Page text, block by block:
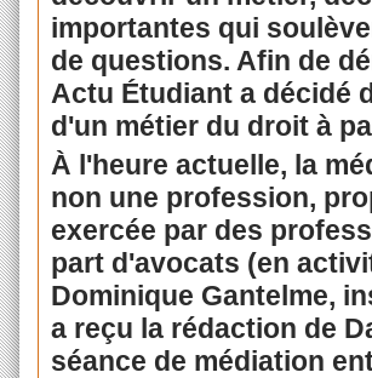
importantes qui
de questions. Afin de
Actu Étudiant a décidé
d'un métier du droit à
À l'heure actuelle, la
non une profession,
exercée par des
part d'avocats (en
Dominique Gantelme,
a reçu la rédaction de
séance de médiation